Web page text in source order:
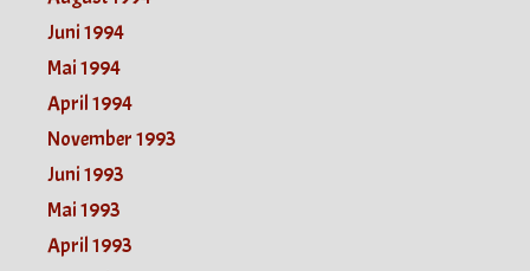
Juni 1994
Mai 1994
April 1994
November 1993
Juni 1993
Mai 1993
April 1993